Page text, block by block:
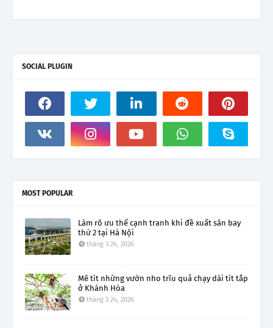
SOCIAL PLUGIN
MOST POPULAR
Làm rõ ưu thế cạnh tranh khi đề xuất sân bay
thứ 2 tại Hà Nội
tháng 3 24, 2026
Mê tít những vườn nho trĩu quả chạy dài tít tắp
ở Khánh Hòa
tháng 3 24, 2026